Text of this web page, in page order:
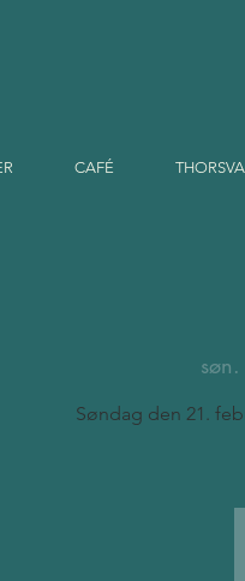
CAFÉ
Søndag den 21.